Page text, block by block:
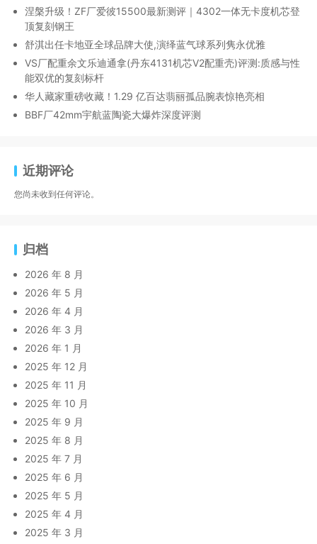
涅槃升级！ZF厂爱彼15500最新测评｜4302一体无卡度机芯登
顶复刻钢王
舒淇出任卡地亚全球品牌大使,演绎蓝气球系列隽永优雅
VS厂配重余文乐迪通拿(丹东4131机芯V2配重壳)评测:质感与性
能双优的复刻标杆
华人藏家重磅收藏！1.29 亿百达翡丽孤品腕表惊艳亮相
BBF厂42mm宇航蓝陶瓷大爆炸深度评测
近期评论
您尚未收到任何评论。
归档
2026 年 8 月
2026 年 5 月
2026 年 4 月
2026 年 3 月
2026 年 1 月
2025 年 12 月
2025 年 11 月
2025 年 10 月
2025 年 9 月
2025 年 8 月
2025 年 7 月
2025 年 6 月
2025 年 5 月
2025 年 4 月
2025 年 3 月